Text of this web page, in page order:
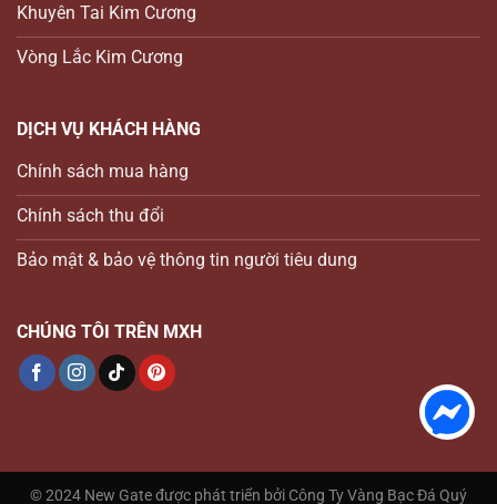
Khuyên Tai Kim Cương
Vòng Lắc Kim Cương
DỊCH VỤ KHÁCH HÀNG
Chính sách mua hàng
Chính sách thu đổi
Bảo mật & bảo vệ thông tin người tiêu dung
CHÚNG TÔI TRÊN MXH
© 2024 New Gate được phát triển bởi Công Ty Vàng Bạc Đá Quý